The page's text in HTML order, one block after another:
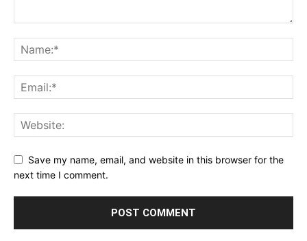
Save my name, email, and website in this browser for the
next time I comment.